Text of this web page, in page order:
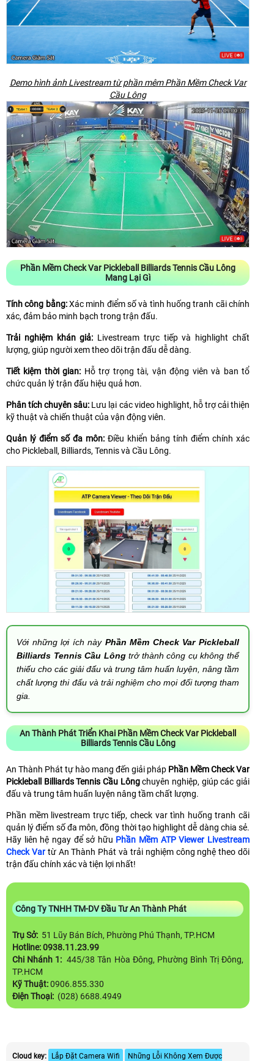
Demo hình ảnh Livestream từ phần mêm Phần Mềm Check Var
Cầu Lông
Phần Mềm Check Var Pickleball Billiards Tennis Cầu Lông
Mang Lại Gì
Tính công bằng:Xác minh điểm số và tình huống tranh cãi chính
xác, đảm bảo minh bạch trong trận đấu.
Trải nghiệm khán giả: Livestream trực tiếp và highlight chất
lượng, giúp người xem theo dõi trận đấu dễ dàng.
Tiết kiệm thời gian: Hỗ trợ trọng tài, vận động viên và ban tổ
chức quản lý trận đấu hiệu quả hơn.
Phân tích chuyên sâu: Lưu lại các video highlight, hỗ trợ cải thiện
kỹ thuật và chiến thuật của vận động viên.
Quản lý điểm số đa môn: Điều khiển bảng tính điểm chính xác
cho Pickleball, Billiards, Tennis và Cầu Lông.
Với những lợi ích này Phần Mềm Check Var Pickleball
Billiards Tennis Cầu Lôngtrở thành công cụ không thể
thiếu cho các giải đấu và trung tâm huấn luyện, nâng tầm
chất lượng thi đấu và trải nghiệm cho mọi đối tượng tham
gia.
An Thành Phát Triển Khai Phần Mềm Check Var Pickleball
Billiards Tennis Cầu Lông
An Thành Phát tự hào mang đến giải pháp Phần Mềm Check Var
Pickleball Billiards Tennis Cầu Lôngchuyên nghiệp, giúp các giải
đấu và trung tâm huấn luyện nâng tầm chất lượng.
Phần mềm livestream trực tiếp, check var tình huống tranh cãi
quản lý điểm số đa môn, đồng thời tạo highlight dễ dàng chia sẻ.
Hãy liên hệ ngay để sở hữu Phần Mềm ATP Viewer Livestream
Check Vartừ An Thành Phát và trải nghiệm công nghệ theo dõi
trận đấu chính xác và tiện lợi nhất!
Công Ty TNHH TM-DV Đầu Tư An Thành Phát
Trụ Sở: 51 Lũy Bán Bích, Phường Phú Thạnh, TP.HCM
Hotline: 0938.11.23.99
Chi Nhánh 1: 445/38 Tân Hòa Đông, Phường Bình Trị Đông,
TP.HCM
Kỹ Thuật:0906.855.330
Điện Thoại: (028) 6688.4949
Cloud key: Lắp Đặt Camera Wifi
Những Lỗi Không Xem Được